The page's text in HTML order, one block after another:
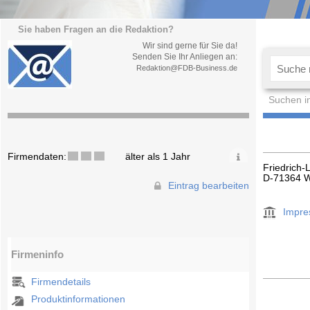
Sie haben Fragen an die Redaktion?
Wir sind gerne für Sie da!
Senden Sie Ihr Anliegen an:
Redaktion@FDB-Business.de
Suchen
Firmendaten: älter als 1 Jahr
Eintrag bearbeiten
Firmeninfo
Firmendetails
Produktinformationen
Friedrich-
D-71364